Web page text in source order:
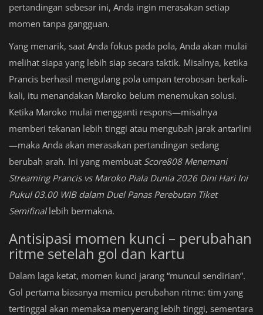
pertandingan sebesar ini, Anda ingin merasakan setiap
momen tanpa gangguan.
Yang menarik, saat Anda fokus pada pola, Anda akan mulai
melihat siapa yang lebih siap secara taktik. Misalnya, ketika
Prancis berhasil mengulang pola umpan terobosan berkali-
kali, itu menandakan Maroko belum menemukan solusi.
Ketika Maroko mulai mengganti respons—misalnya
memberi tekanan lebih tinggi atau mengubah jarak antarlini
—maka Anda akan merasakan pertandingan sedang
berubah arah. Ini yang membuat Score808 Menemani
Streaming Prancis vs Maroko Piala Dunia 2026 Dini Hari Ini
Pukul 03.00 WIB dalam Duel Panas Perebutan Tiket
Semifinallebih bermakna.
Antisipasi momen kunci – perubahan
ritme setelah gol dan kartu
Dalam laga ketat, momen kunci jarang “muncul sendirian”.
Gol pertama biasanya memicu perubahan ritme: tim yang
tertinggal akan memaksa menyerang lebih tinggi, sementara